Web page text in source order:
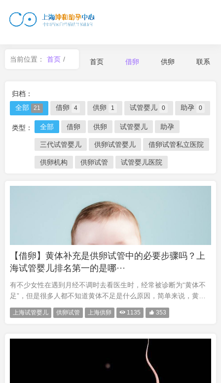
首页 借卵 供卵 联系
当前位置： 首页 /
归档：
全部
21 借卵 4 供卵 1 试管婴儿 0 助孕 0
类型： 全部 借卵 供卵 试管婴儿 助孕
三代试管婴儿 供卵试管婴儿 借卵试管私立医院
供卵机构 供卵试管 试管婴儿医院
【借卵】黄体补充是供卵试管中的必要步骤吗？上
海试管婴儿排名第一的是哪···
有不少女性在遇到月经不调时去看医生时，经常被诊断为“黄体不
足”，但是很多人都不知道黄体不足是什么原因，简单来说，黄体
不足是卵巢功能不好的表现之一，主要是因为卵巢排卵后形成的黄
体不完全造成的。黄体不足对女性的健康危害也是不容忽视的，它
上海试管婴儿 供卵试管 上海供卵  1135  353